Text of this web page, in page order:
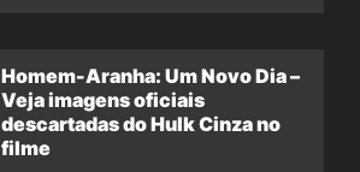
Homem-Aranha: Um Novo Dia –
Veja imagens oficiais
descartadas do Hulk Cinza no
filme